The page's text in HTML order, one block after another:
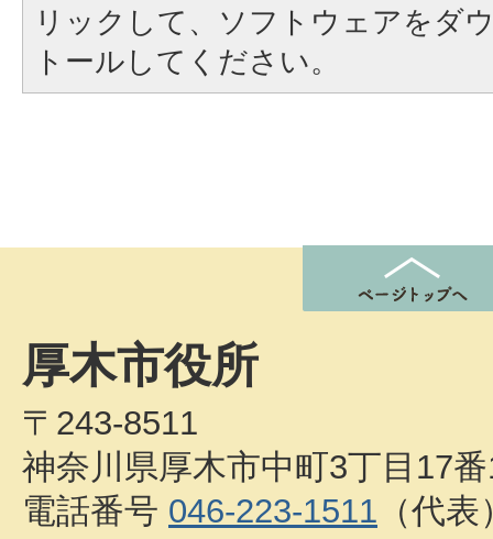
リックして、ソフトウェアをダ
トールしてください。
厚木市役所
〒243-8511
神奈川県厚木市中町3丁目17
電話番号 046-223-1511 （代表